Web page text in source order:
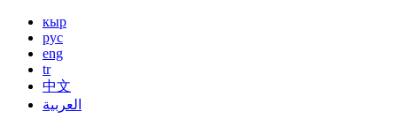
кыр
рус
eng
tr
中文
العربية